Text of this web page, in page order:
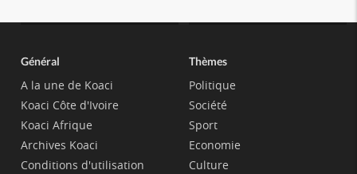
Général
A la une de Koaci
Koaci Côte d'Ivoire
Koaci Afrique
Archives Koaci
Conditions d'utilisation
Thèmes
Politique
Société
Sport
Economie
Culture